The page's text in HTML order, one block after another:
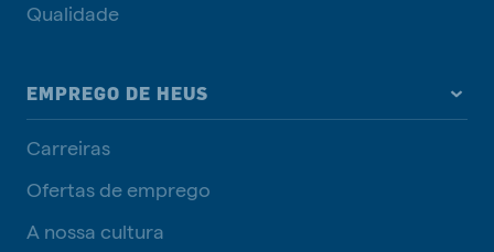
Qualidade
EMPREGO DE HEUS
Carreiras
Ofertas de emprego
A nossa cultura